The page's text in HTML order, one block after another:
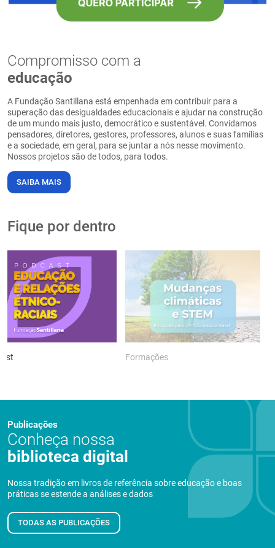
Compromisso com a
educação
A Fundação Santillana está empenhada em contribuir para a
superação das desigualdades educacionais e ajudar na construção
de um mundo mais justo, democrático e sustentável. Convidamos
pensadores, diretores, gestores, professores, alunos e suas famílias
e a sociedade, em geral, para se juntar a nós nesse movimento.
Nossos projetos são de todos, para todos.
SAIBA MAIS
Fique por dentro
Formações
Publicações
Conheça nossa
biblioteca digital
Nossa tradição em livros de referência sobre educação e boas
práticas se estende a análises e dados
TODAS AS PUBLICAÇÕES